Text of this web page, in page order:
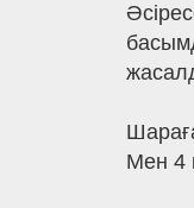
Мен 4